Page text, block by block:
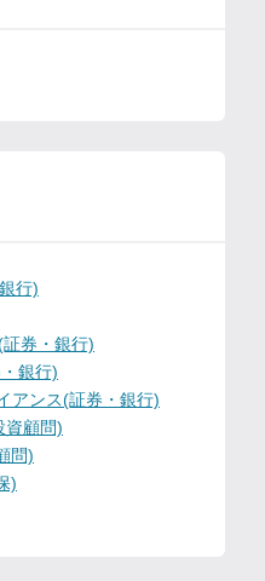
行)
証券・銀行)
銀行)
アンス(証券・銀行)
資顧問)
問)
)